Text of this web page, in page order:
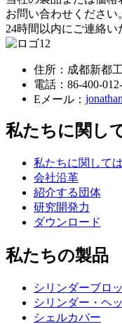
お問い合わせください
24時間以内にご連絡い
住所：成都新都
電話： 86-400-
Eメール：
私たちに関し
私たちに関しては
会社沿革
紹介する団体
研究開発力
ダウンロード
私たちの製品
シリンダーブロ
シリンダー・ヘ
シェルカバー